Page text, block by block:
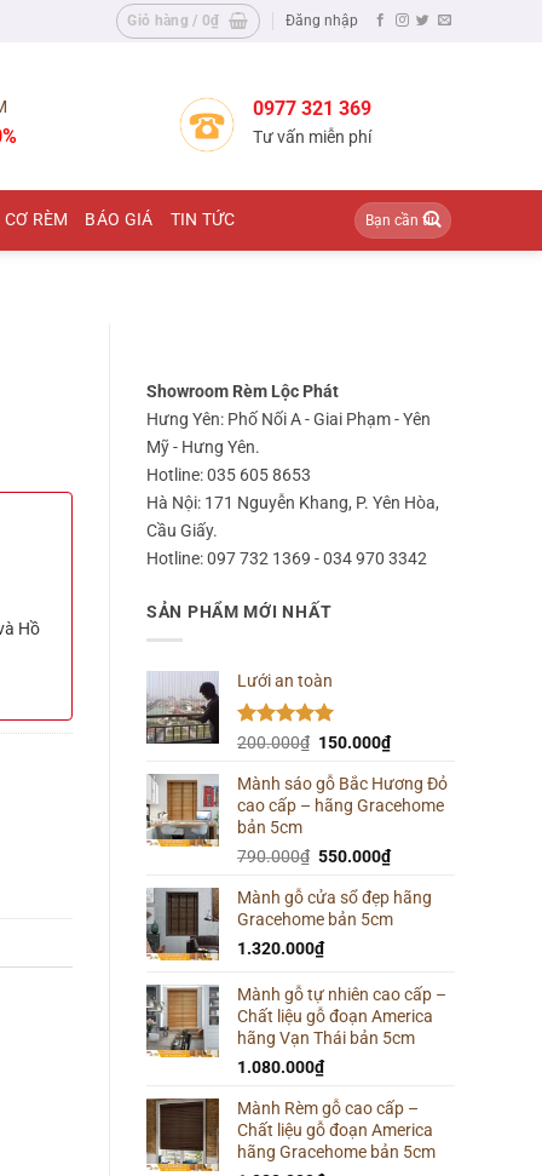
Giỏ hàng /0₫ Đăng nhập
0977 321 369
Tư vấn miễn phí
RÈM BÁO GIÁ TIN TỨC
Tìm
kiếm:
Showroom Rèm Lộc Phát
Hưng Yên: Phố Nối A - Giai Phạm - Yên
Mỹ - Hưng Yên.
Hotline: 035 605 8653
Hà Nội: 171 Nguyễn Khang, P. Yên Hòa,
Cầu Giấy.
Hotline: 097 732 1369 - 034 970 3342
SẢN PHẨM MỚI NHẤT
Lưới an toàn
Được xếp
5 sao
200.000₫ Giá
là:
200.000₫.
150.000₫Giá
tại
là:
Mành sáo gỗ Bắc Hương Đỏ
cao cấp – hãng Gracehome
bản 5cm
790.000₫ Giá
là:
790.000₫.
550.000₫Giá
tại
là:
Mành gỗ cửa sổ đẹp hãng
Gracehome bản 5cm
1.320.000₫
Mành gỗ tự nhiên cao cấp –
Chất liệu gỗ đoạn America
hãng Vạn Thái bản 5cm
1.080.000₫
Mành Rèm gỗ cao cấp –
Chất liệu gỗ đoạn America
hãng Gracehome bản 5cm
Hồ